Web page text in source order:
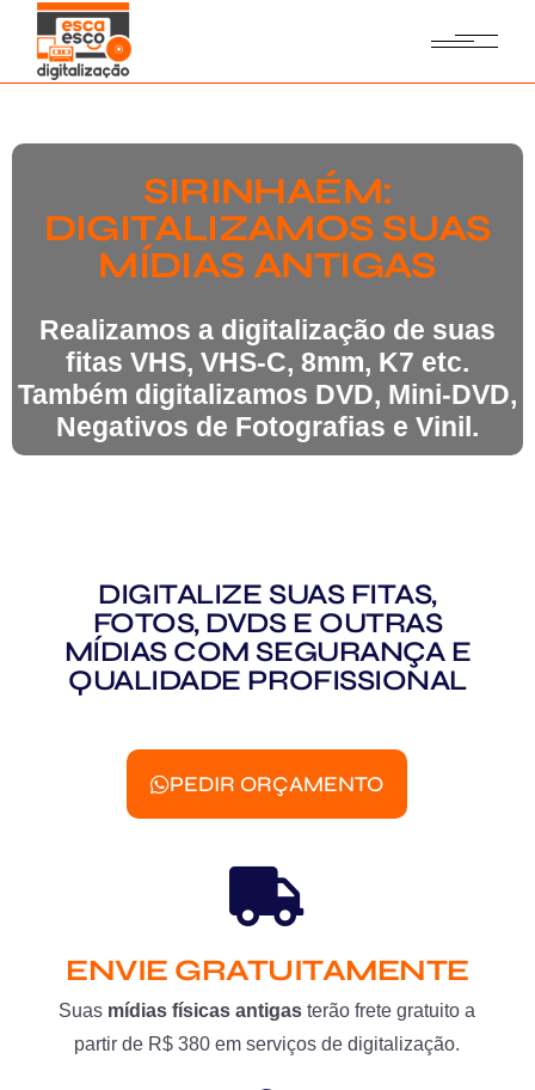
SIRINHAÉM:
DIGITALIZAMOS SUAS
MÍDIAS ANTIGAS
Realizamos a digitalização de suas
fitas VHS, VHS-C, 8mm, K7 etc.
Também digitalizamos DVD, Mini-DVD,
Negativos de Fotografias e Vinil.
DIGITALIZE SUAS FITAS,
FOTOS, DVDS E OUTRAS
MÍDIAS COM SEGURANÇA E
QUALIDADE PROFISSIONAL
PEDIR ORÇAMENTO
ENVIE GRATUITAMENTE
Suas mídias físicas antigas terão frete gratuito a
partir de R$ 380 em serviços de digitalização.